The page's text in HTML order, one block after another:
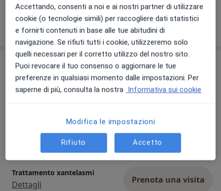
Mostra dettagli
sull'esperienza
Prestazioni e prezzi
Prima visita di chirurgia
plastica
Prenota una visita
Lipofilling
Prenota una visita
Trattamento xantelasmi
Dettagli Prenota una visita
Accettando, consenti a noi e ai nostri partner di utilizzare
cookie (o tecnologie simili) per raccogliere dati statistici
e fornirti contenuti in base alle tue abitudini di
navigazione. Se rifiuti tutti i cookie, utilizzeremo solo
quelli necessari per il corretto utilizzo del nostro sito.
Puoi revocare il tuo consenso o aggiornare le tue
preferenze in qualsiasi momento dalle impostazioni. Per
saperne di più, consulta la nostra Informativa sui cookie
Modifica le impostazioni
Rifiuto Accetto